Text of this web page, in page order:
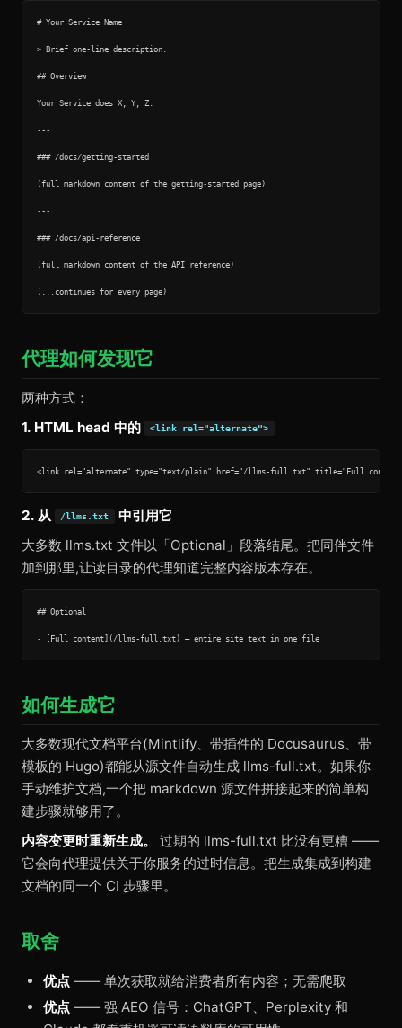
# Your Service Name
> Brief one-line description.
## Overview
Your Service does X, Y, Z.
---
### /docs/getting-started
(full markdown content of the getting-started page)
---
### /docs/api-reference
(full markdown content of the API reference)
代理如何发现它
两种方式：
1. HTML head 中的
<link rel="alternate">
2. 从 /llms.txt
中引用它
大多数 llms.txt 文件以「Optional」段落结尾。把同伴文件
加到那里,让读目录的代理知道完整内容版本存在。
## Optional
如何生成它
大多数现代文档平台(Mintlify、带插件的 Docusaurus、带
模板的 Hugo)都能从源文件自动生成 llms-full.txt。如果你
手动维护文档,一个把 markdown 源文件拼接起来的简单构
建步骤就够用了。
内容变更时重新生成。
过期的 llms-full.txt 比没有更糟 ——
它会向代理提供关于你服务的过时信息。把生成集成到构建
文档的同一个 CI 步骤里。
取舍
优点 —— 单次获取就给消费者所有内容；无需爬取
优点 —— 强 AEO 信号：ChatGPT、Perplexity 和